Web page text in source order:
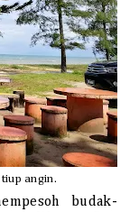
tiup angin.
budak-